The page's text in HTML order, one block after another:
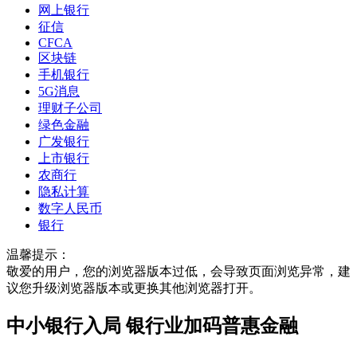
网上银行
征信
CFCA
区块链
手机银行
5G消息
理财子公司
绿色金融
广发银行
上市银行
农商行
隐私计算
数字人民币
银行
温馨提示：
敬爱的用户，您的浏览器版本过低，会导致页面浏览异常，建
议您升级浏览器版本或更换其他浏览器打开。
中小银行入局 银行业加码普惠金融